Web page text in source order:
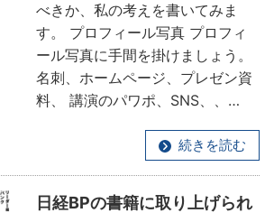
べきか、私の考えを書いてみま
す。 プロフィール写真 プロフィ
ール写真に手間を掛けましょう。
名刺、ホームページ、プレゼン資
料、 講演のパワポ、SNS、、…
続きを読む
日経BPの書籍に取り上げられ